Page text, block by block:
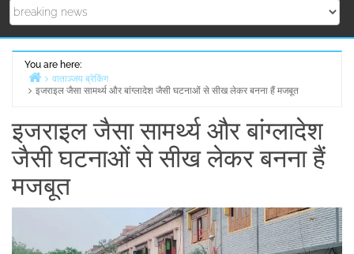
You are here:
Home
वाताञ्जय ब्रेकिंग
इजराइल जैसा सामर्थ्य और बांग्लादेश जैसी घटनाओं से सीख लेकर बनना हैं मजबूत
इजराइल जैसा सामर्थ्य और बांग्लादेश
जैसी घटनाओं से सीख लेकर बनना हैं
मजबूत